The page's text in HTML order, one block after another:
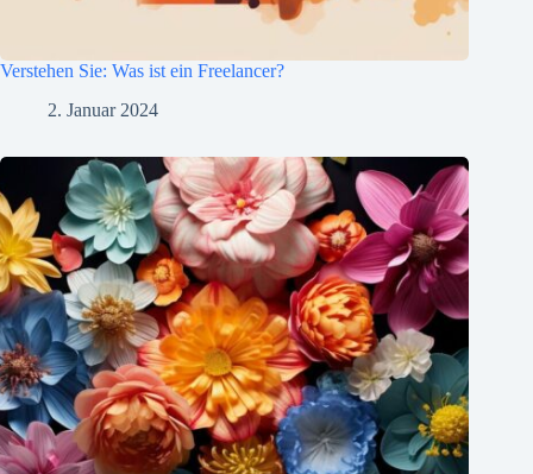
Verstehen Sie: Was ist ein Freelancer?
2. Januar 2024